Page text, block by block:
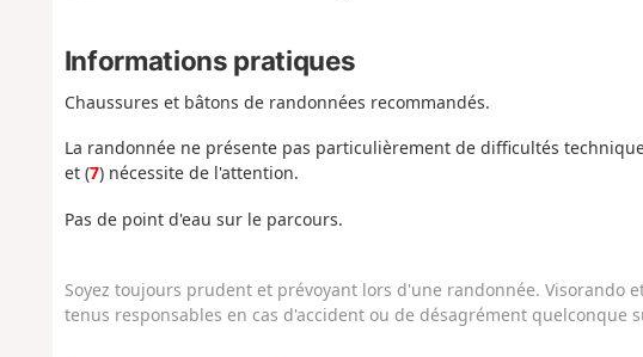
Informations pratiques
Chaussures et bâtons de randonnées recommandés.
La randonnée ne présente pas particulièrement de difficultés
et (7) nécessite de l'attention.
Pas de point d'eau sur le parcours.
Soyez toujours prudent et prévoyant lors d'une randonnée. Visorando
tenus responsables en cas d'accident ou de désagrément quelconque